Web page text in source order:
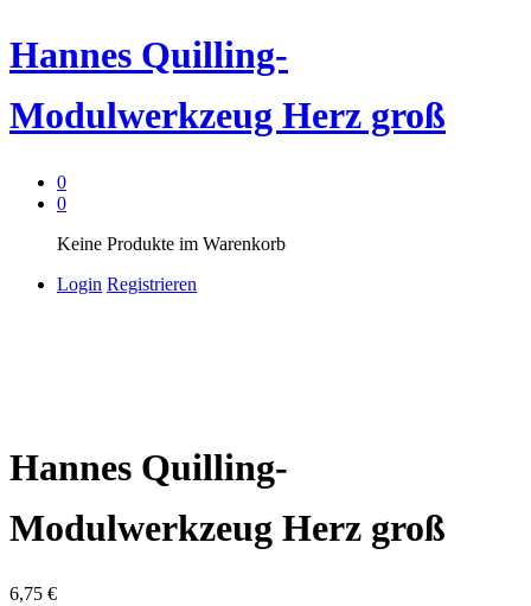
Hannes Quilling-
Modulwerkzeug Herz groß
0
0
Keine Produkte im Warenkorb
Login Registrieren
Hannes Quilling-
Modulwerkzeug Herz groß
6,75 €